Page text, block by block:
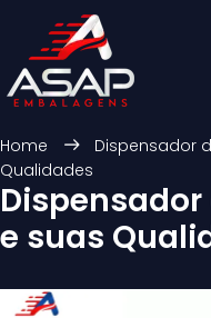
Home
Dispensador
Qualidades
e suas